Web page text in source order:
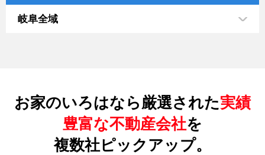
岐阜全域
お家のいろはなら厳選された実績
豊富な不動産会社を
複数社ピックアップ。